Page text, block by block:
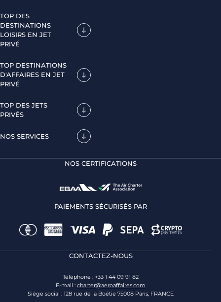
TOP DES
DESTINATIONS
LOISIRS EN JET
PRIVÉ
TOP DESTINATIONS
D'AFFAIRES EN JET
PRIVÉ
TOP DES JETS
PRIVÉS
NOS SERVICES
NOS CERTIFICATIONS
PAIEMENTS SÉCURISÉS PAR
CONTACTEZ-NOUS
Téléphone : +33 1 44 09 91 82
E-mail : charter@aeroaffaires.com
Siège social : 128 rue de la Boétie 75008 Paris, FRANCE